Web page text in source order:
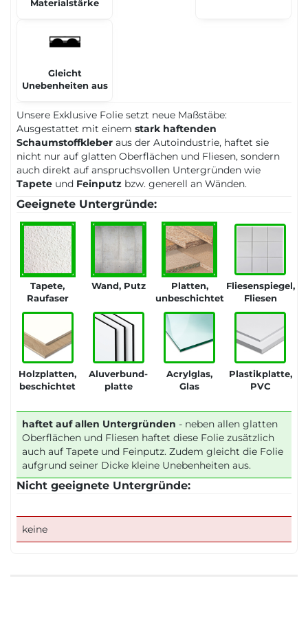
Materialstärke
Gleicht
Unebenheiten aus
Unsere Exklusive Folie setzt neue Maßstäbe:
Ausgestattet mit einem stark haftenden
Schaumstoffkleber aus der Autoindustrie, haftet sie
nicht nur auf glatten Oberflächen und Fliesen, sondern
auch direkt auf anspruchsvollen Untergründen wie
Tapete und Feinputz bzw. generell an Wänden.
Geeignete Untergründe:
Tapete,
Raufaser
Wand, Putz
Platten,
unbeschichtet
Fliesenspiegel,
Fliesen
Holzplatten,
beschichtet
Aluverbund-
platte
Acrylglas,
Glas
Plastikplatte,
PVC
haftet auf allen Untergründen - neben allen glatten
Oberflächen und Fliesen haftet diese Folie zusätzlich
auch auf Tapete und Feinputz. Zudem gleicht die Folie
aufgrund seiner Dicke kleine Unebenheiten aus.
Nicht geeignete Untergründe:
keine